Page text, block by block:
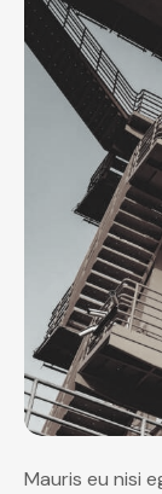
Mauris eu nisi